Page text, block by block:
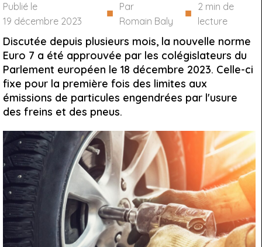
Publié le
19 décembre 2023
■ Par
Romain Baly
■ 2 min de
lecture
Discutée depuis plusieurs mois, la nouvelle norme
Euro 7 a été approuvée par les colégislateurs du
Parlement européen le 18 décembre 2023. Celle-ci
fixe pour la première fois des limites aux
émissions de particules engendrées par l'usure
des freins et des pneus.